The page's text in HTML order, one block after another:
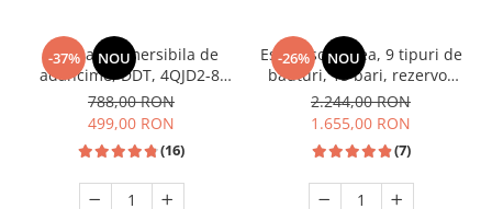
Incubatoare oua
-37% NOU
Pompa submersibila de
adancime, DDT, 4QJD2-8,
1500 W, 8 turbine, Inox,
cablu 25m
788,00 RON
499,00 RON
(16)
-26% NOU
Espressor cafea, 9 tipuri de
bauturi, 15 bari, rezervor
lapte, putere 1350W, ecran
touch, rezervor 1.5 L,
SAMUS
2.244,00 RON
1.655,00 RON
(7)